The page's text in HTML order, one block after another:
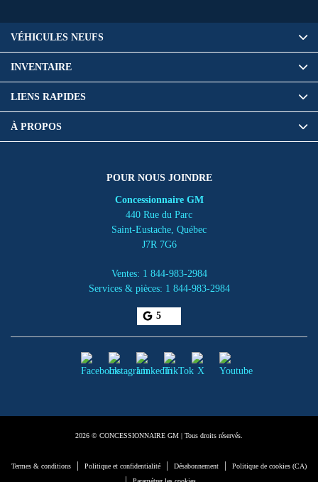
POUR NOUS JOINDRE
Concessionnaire GM
440 Rue du Parc
Saint-Eustache, Québec
J7R 7G6
Ventes: 1 844-983-2984
Services & pièces: 1 844-983-2984
5
VÉHICULES NEUFS
INVENTAIRE
LIENS RAPIDES
À PROPOS
2026 © CONCESSIONNAIRE GM | Tous droits réservés.
Termes & conditions Politique et confidentialité Désabonnement Politique de cookies (CA)